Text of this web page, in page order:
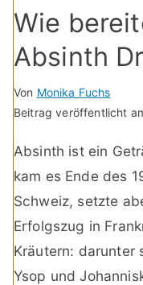
Wie
Absinth
Von Monika Fuchs
Beitrag veröffentlicht
Absinth ist ein
kam es Ende des
Schweiz, setzte
Erfolgszug in
Kräutern: darunter
Ysop und